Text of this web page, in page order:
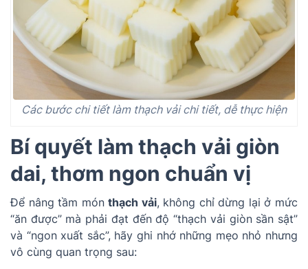
Các bước chi tiết làm thạch vải chi tiết, dễ thực hiện
Bí quyết làm thạch vải giòn
dai, thơm ngon chuẩn vị
Để nâng tầm mónthạch vải, không chỉ dừng lại ở mức
“ăn được” mà phải đạt đến độ “thạch vải giòn sần sật”
và “ngon xuất sắc”, hãy ghi nhớ những mẹo nhỏ nhưng
vô cùng quan trọng sau: